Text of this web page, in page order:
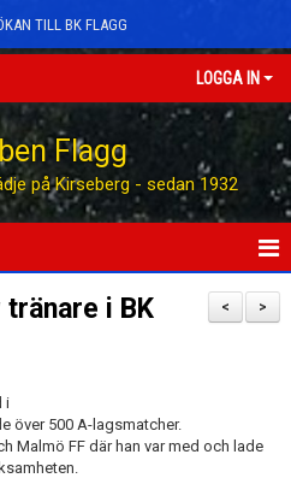
TILL BK FLAGG
LOGGA IN
Flagg
på Kirseberg - sedan 1932
>
<
tränare i BK
i
över 500 A-lagsmatcher.
Malmö FF där han var med och lade